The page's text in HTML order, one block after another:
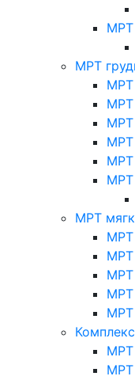
МРТ
МРТ
МРТ
МРТ
МРТ
МРТ
МРТ
МРТ
МРТ
МРТ
МРТ
МРТ
МРТ
МРТ
МРТ